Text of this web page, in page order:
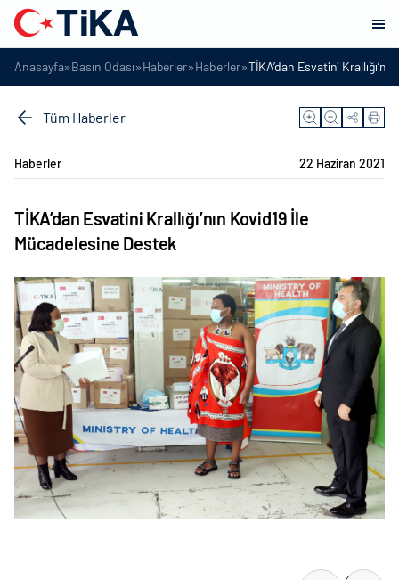
Anasayfa»Basın Odası»Haberler»Haberler»TİKA’dan Esvatini
Tüm Haberler
Haberler 22 Haziran 2021
TİKA’dan Esvatini Krallığı’nın Kovid19 İle
Mücadelesine Destek